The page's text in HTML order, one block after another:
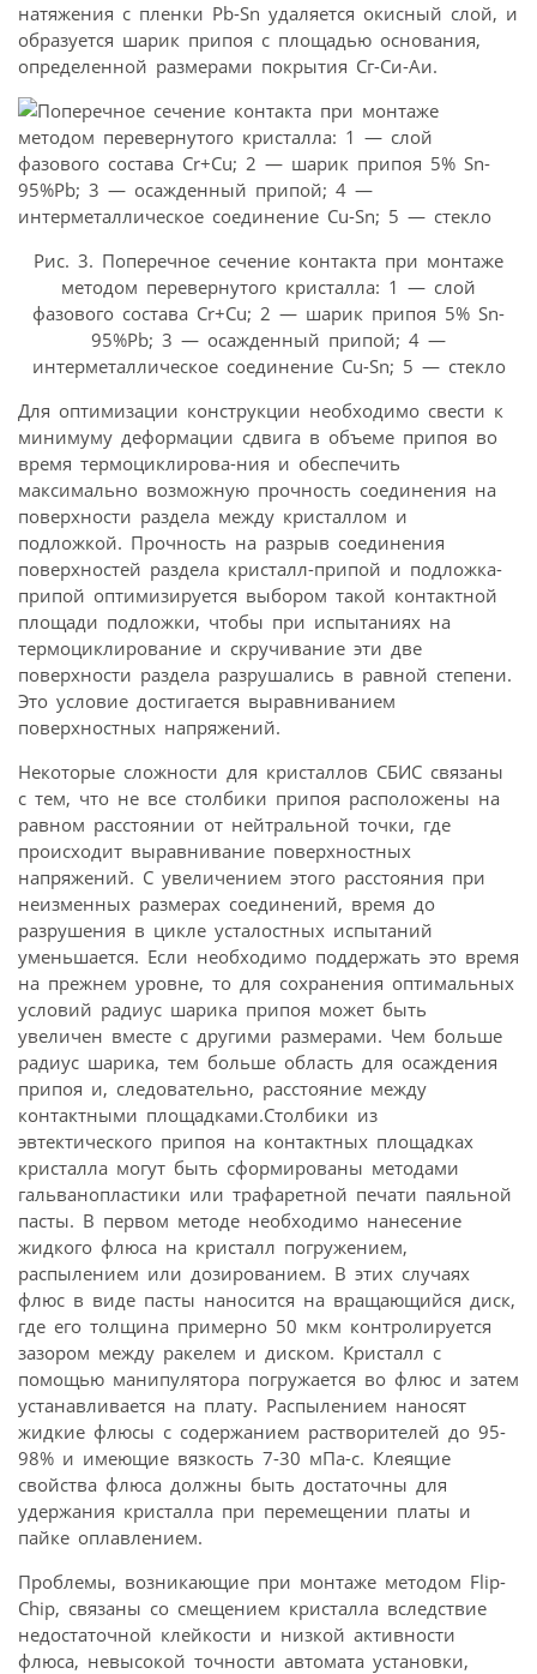
натяжения с пленки Pb-Sn удаляется окисный слой, и
образуется шарик припоя с площадью основания,
определенной размерами покрытия Сг-Си-Аи.
Рис. 3. Поперечное сечение контакта при монтаже
методом перевернутого кристалла: 1 — слой
фазового состава Cr+Cu; 2 — шарик припоя 5% Sn-
95%Pb; 3 — осажденный припой; 4 —
интерметаллическое соединение Cu-Sn; 5 — стекло
Для оптимизации конструкции необходимо свести к
минимуму деформации сдвига в объеме припоя во
время термоциклирова-ния и обеспечить
максимально возможную прочность соединения на
поверхности раздела между кристаллом и
подложкой. Прочность на разрыв соединения
поверхностей раздела кристалл-припой и подложка-
припой оптимизируется выбором такой контактной
площади подложки, чтобы при испытаниях на
термоциклирование и скручивание эти две
поверхности раздела разрушались в равной степени.
Это условие достигается выравниванием
поверхностных напряжений.
Некоторые сложности для кристаллов СБИС связаны
с тем, что не все столбики припоя расположены на
равном расстоянии от нейтральной точки, где
происходит выравнивание поверхностных
напряжений. С увеличением этого расстояния при
неизменных размерах соединений, время до
разрушения в цикле усталостных испытаний
уменьшается. Если необходимо поддержать это время
на прежнем уровне, то для сохранения оптимальных
условий радиус шарика припоя может быть
увеличен вместе с другими размерами. Чем больше
радиус шарика, тем больше область для осаждения
припоя и, следовательно, расстояние между
контактными площадками.Столбики из
эвтектического припоя на контактных площадках
кристалла могут быть сформированы методами
гальванопластики или трафаретной печати паяльной
пасты. В первом методе необходимо нанесение
жидкого флюса на кристалл погружением,
распылением или дозированием. В этих случаях
флюс в виде пасты наносится на вращающийся диск,
где его толщина примерно 50 мкм контролируется
зазором между ракелем и диском. Кристалл с
помощью манипулятора погружается во флюс и затем
устанавливается на плату. Распылением наносят
жидкие флюсы с содержанием растворителей до 95-
98% и имеющие вязкость 7-30 мПа-с. Клеящие
свойства флюса должны быть достаточны для
удержания кристалла при перемещении платы и
пайке оплавлением.
Проблемы, возникающие при монтаже методом Flip-
Chip, связаны со смещением кристалла вследствие
недостаточной клейкости и низкой активности
флюса, невысокой точности автомата установки,